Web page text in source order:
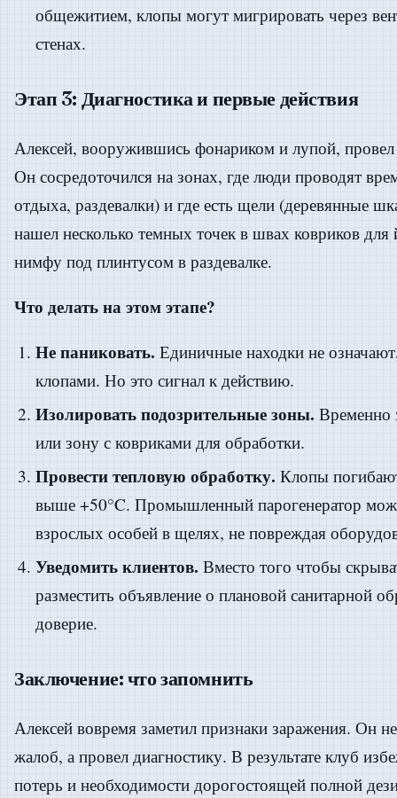
общежитием, клопы могут мигрировать через
стенах.
Этап 3: Диагностика и первые действия
Алексей, вооружившись фонариком и лупой,
Он сосредоточился на зонах, где люди проводят
отдыха, раздевалки) и где есть щели (деревянные
нашел несколько темных точек в швах ковриков
нимфу под плинтусом в раздевалке.
Что делать на этом этапе?
Не паниковать. Единичные находки не
клопами. Но это сигнал к действию.
Изолировать подозрительные зоны. Временно
или зону с ковриками для обработки.
Провести тепловую обработку. Клопы
выше +50°C. Промышленный парогенератор
взрослых особей в щелях, не повреждая
Уведомить клиентов. Вместо того чтобы
разместить объявление о плановой санитарной
доверие.
Заключение: что запомнить
Алексей вовремя заметил признаки заражения. Он
жалоб, а провел диагностику. В результате клуб
потерь и необходимости дорогостоящей полной